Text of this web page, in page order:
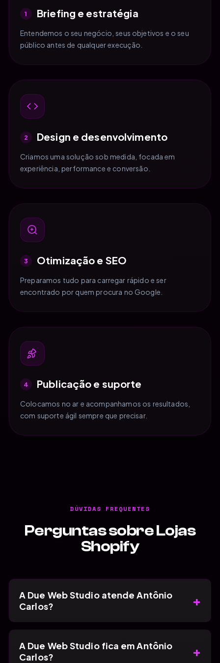
1 Briefing e estratégia
Entendemos o seu negócio, seus objetivos e o seu
público antes de qualquer execução.
2 Design e desenvolvimento
Criamos uma solução sob medida, focada em
experiência, performance e conversão.
3 Otimização e SEO
Preparamos tudo para carregar rápido e ser
encontrado por quem procura no Google.
4 Publicação e suporte
Colocamos no ar e acompanhamos os resultados,
com suporte ágil sempre que precisar.
DÚVIDAS FREQUENTES
Perguntas sobre Lojas
Shopify
A Due Web Studio atende Antônio
Carlos?
+
A Due Web Studio fica em Antônio
Carlos?
+